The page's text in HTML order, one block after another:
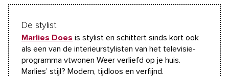
De stylist:
Marlies Does is stylist en schittert sinds kort ook
als een van de interieurstylisten van het televisie-
programma vtwonen Weer verliefd op je huis.
Marlies’ stijl? Modern, tijdloos en verfijnd.